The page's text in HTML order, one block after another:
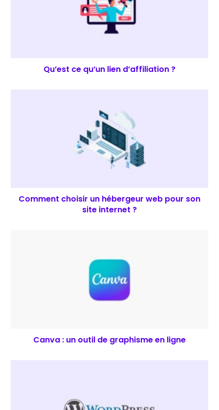
Qu’est ce qu’un lien d’affiliation ?
Comment choisir un hébergeur web pour son
site internet ?
Canva : un outil de graphisme en ligne